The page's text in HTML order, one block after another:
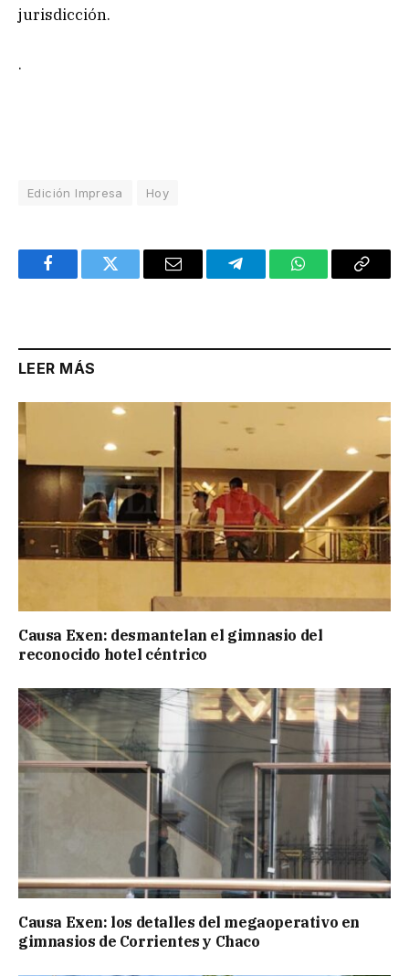
jurisdicción.
.
Edición Impresa Hoy
FacebookTwitter Email TelegramWhatsAppCopy
LEER MÁS
Causa Exen: desmantelan el gimnasio del
reconocido hotel céntrico
Causa Exen: los detalles del megaoperativo en
gimnasios de Corrientes y Chaco